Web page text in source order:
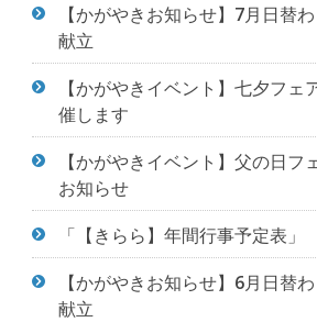
【かがやきお知らせ】7月日替
献立
【かがやきイベント】七夕フェ
催します
【かがやきイベント】父の日フ
お知らせ
「【きらら】年間行事予定表」
【かがやきお知らせ】6月日替
献立